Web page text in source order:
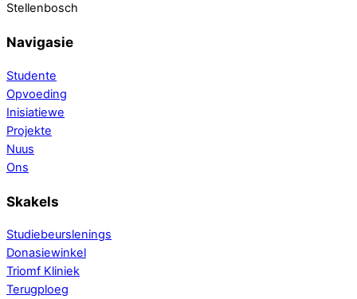
Stellenbosch
Navigasie
Studente
Opvoeding
Inisiatiewe
Projekte
Nuus
Ons
Skakels
Studiebeurslenings
Donasiewinkel
Triomf Kliniek
Terugploeg